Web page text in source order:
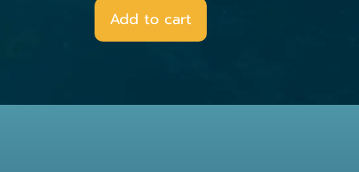
Add to cart